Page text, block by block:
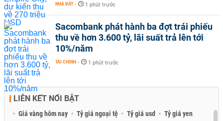
NHÀ ĐẤT - 1 phút trước
Sacombank phát hành ba đợt trái phiếu
thu về hơn 3.600 tỷ, lãi suất trả lên tới
10%/năm
TÀI CHÍNH - 1 phút trước
LIÊN KẾT NỔI BẬT
Giá vàng hôm nay Tỷ giá ngoại tệ Tỷ giá usd
Tỷ giá yen